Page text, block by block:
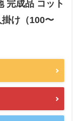
完成品 コット
け（100〜